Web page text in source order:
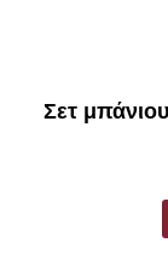
Σετ